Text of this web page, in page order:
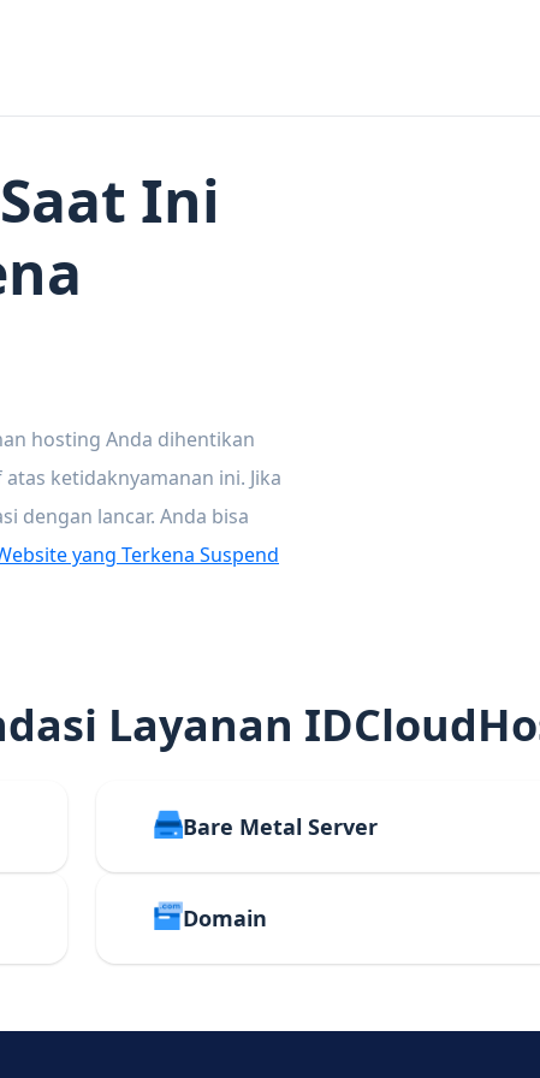
Ini
hosting Anda dihentikan
ketidaknyamanan ini. Jika
dengan lancar. Anda bisa
yang Terkena Suspend
Layanan
Bare Metal Server
Domain